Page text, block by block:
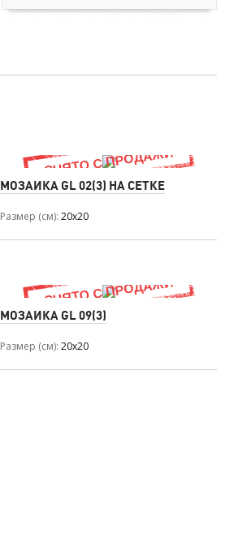
МОЗАИКА GL 02(3) НА СЕТКЕ
Размер (см) 20x20
МОЗАИКА GL 09(3)
Размер (см) 20x20